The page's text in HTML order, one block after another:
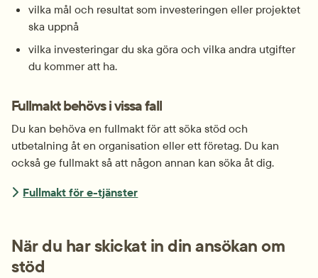
vilka mål och resultat som investeringen eller projektet
ska uppnå
vilka investeringar du ska göra och vilka andra utgifter
du kommer att ha.
Fullmakt behövs i vissa fall
Du kan behöva en fullmakt för att söka stöd och
utbetalning åt en organisation eller ett företag. Du kan
också ge fullmakt så att någon annan kan söka åt dig.
Fullmakt för e-tjänster
När du har skickat in din ansökan om
stöd